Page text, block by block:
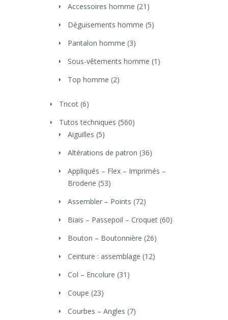
Accessoires homme (21)
Déguisements homme (5)
Pantalon homme (3)
Sous-vêtements homme (1)
Top homme (2)
Tricot (6)
Tutos techniques (560)
Aiguilles (5)
Altérations de patron (36)
Appliqués – Flex – Imprimés –
Broderie (53)
Assembler – Points (72)
Biais – Passepoil – Croquet (60)
Bouton – Boutonnière (26)
Ceinture : assemblage (12)
Col – Encolure (31)
Coupe (23)
Courbes – Angles (7)